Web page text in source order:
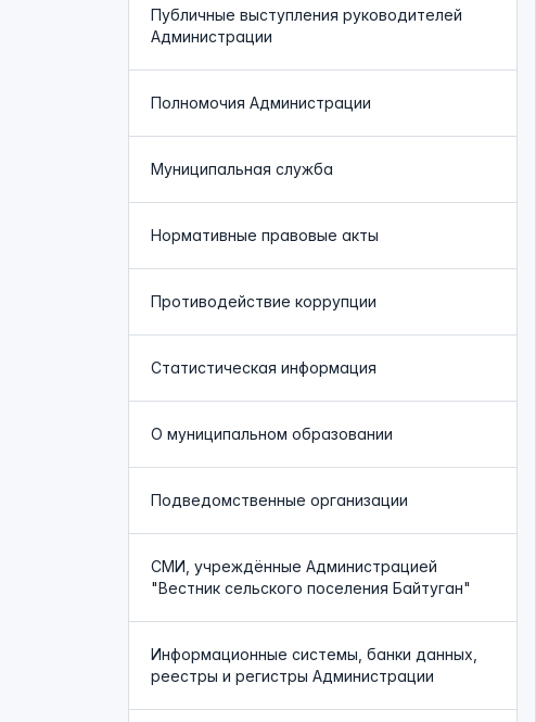
Публичные выступления руководителей
Администрации
Полномочия Администрации
Муниципальная служба
Нормативные правовые акты
Противодействие коррупции
Статистическая информация
О муниципальном образовании
Подведомственные организации
СМИ, учреждённые Администрацией
"Вестник сельского поселения Байтуган"
Информационные системы, банки данных,
реестры и регистры Администрации